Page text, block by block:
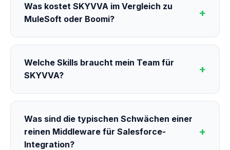
Was kostet SKYVVA im Vergleich zu
MuleSoft oder Boomi?
Welche Skills braucht mein Team für
SKYVVA?
Was sind die typischen Schwächen einer
reinen Middleware für Salesforce-
Integration?